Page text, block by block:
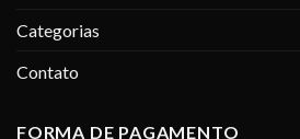
Categorias
Contato
FORMA DE PAGAMENTO